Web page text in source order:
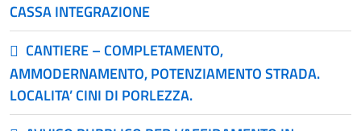
CASSA INTEGRAZIONE
CANTIERE – COMPLETAMENTO,
AMMODERNAMENTO, POTENZIAMENTO STRADA.
LOCALITA’ CINI DI PORLEZZA.